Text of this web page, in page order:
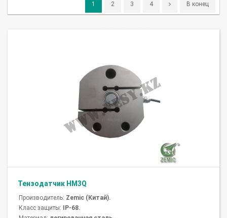
1 2 3 4 В конец
Тензодатчик HM3Q
Производитель: Zemic (Китай).
Класс защиты:
IP-68.